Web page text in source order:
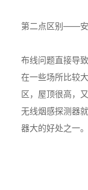
第二点区别——安
布线问题直接导
在一些场所比较
区，屋顶很高，
无线烟感探测器
器大的好处之一。